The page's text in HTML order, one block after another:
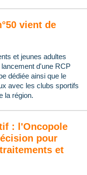
vient de
et jeunes adultes
d'une RCP
dédiée ainsi que le
avec les clubs sportifs
la région.
: l'Oncopole
pour
et